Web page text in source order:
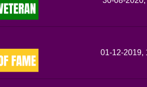
01-12-2019,